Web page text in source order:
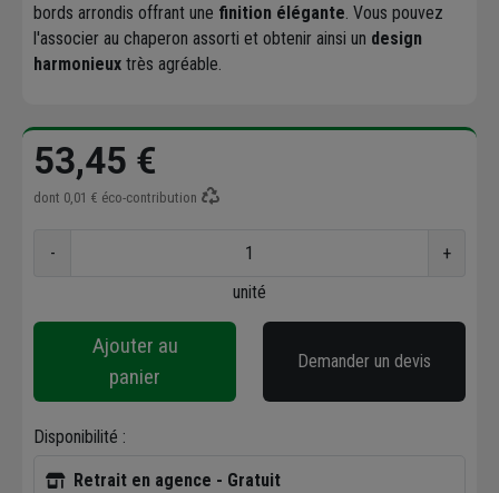
bords arrondis offrant une finition élégante. Vous pouvez
l'associer au chaperon assorti et obtenir ainsi un design
harmonieux très agréable.
53,45 €
dont 0,01 € éco-contribution
-
+
unité
Ajouter au
panier
Demander un devis
Disponibilité :
Retrait en agence - Gratuit